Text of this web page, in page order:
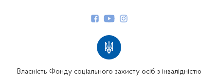
Власність Фонду соціального захисту осіб з інвалідністю